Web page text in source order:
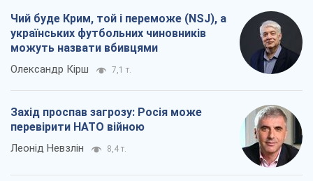
Чий буде Крим, той і переможе (NSJ), а
українських футбольних чиновників
можуть назвати вбивцями
Олександр Кірш 7,1 т.
Захід проспав загрозу: Росія може
перевірити НАТО війною
Леонід Невзлін 8,4 т.